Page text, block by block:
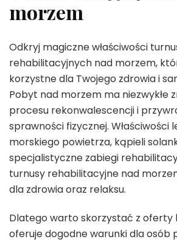
morzem
Odkryj magiczne właściwości
rehabilitacyjnych nad morzem,
korzystne dla Twojego zdrowia i
Pobyt nad morzem ma niezwykłe
procesu rekonwalescencji i
sprawności fizycznej. Właściwości
morskiego powietrza, kąpieli
specjalistyczne zabiegi
turnusy rehabilitacyjne nad
dla zdrowia oraz relaksu.
Dlatego warto skorzystać z oferty
oferuje dogodne warunki dla